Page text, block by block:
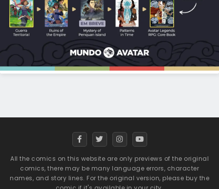
All the comics on this website are only previews of the original
comics, there may be many language errors, character
names, and story lines. For the original version, please buy the